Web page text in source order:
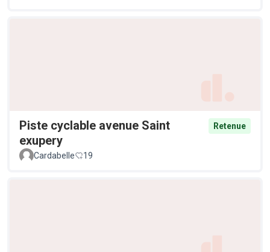
Piste cyclable avenue Saint
exupery
Retenue
Cardabelle 19